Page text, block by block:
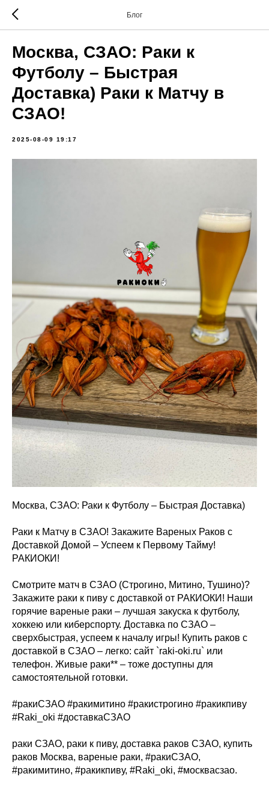
Блог
Москва, СЗАО: Раки к
Футболу – Быстрая
Доставка) Раки к Матчу в
СЗАО!
2025-08-09 19:17
Москва, СЗАО: Раки к Футболу – Быстрая Доставка)
Раки к Матчу в СЗАО! Закажите Вареных Раков с
Доставкой Домой – Успеем к Первому Тайму!
РАКИОКИ!
Смотрите матч в СЗАО (Строгино, Митино, Тушино)?
Закажите раки к пиву с доставкой от РАКИОКИ! Наши
горячие вареные раки – лучшая закуска к футболу,
хоккею или киберспорту. Доставка по СЗАО –
сверхбыстрая, успеем к началу игры! Купить раков с
доставкой в СЗАО – легко: сайт `raki-oki.ru` или
телефон. Живые раки** – тоже доступны для
самостоятельной готовки.
#ракиСЗАО #ракимитино #ракистрогино #ракикпиву
#Raki_oki #доставкаСЗАО
раки СЗАО, раки к пиву, доставка раков СЗАО, купить
раков Москва, вареные раки, #ракиСЗАО,
#ракимитино, #ракикпиву, #Raki_oki, #москвасзао.